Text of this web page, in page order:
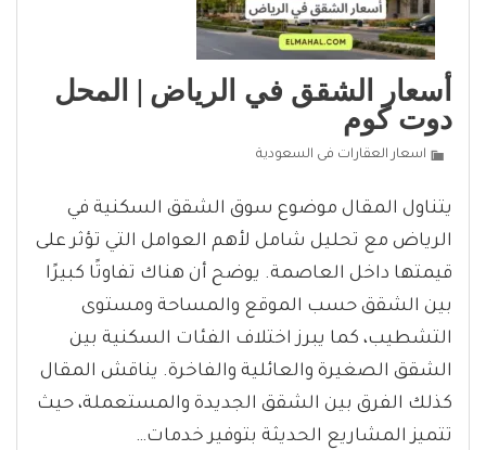
أسعار الشقق في الرياض | المحل
دوت كوم
اسعار العقارات فى السعودية
يتناول المقال موضوع سوق الشقق السكنية في
الرياض مع تحليل شامل لأهم العوامل التي تؤثر على
قيمتها داخل العاصمة. يوضح أن هناك تفاوتًا كبيرًا
بين الشقق حسب الموقع والمساحة ومستوى
التشطيب، كما يبرز اختلاف الفئات السكنية بين
الشقق الصغيرة والعائلية والفاخرة. يناقش المقال
كذلك الفرق بين الشقق الجديدة والمستعملة، حيث
تتميز المشاريع الحديثة بتوفير خدمات…